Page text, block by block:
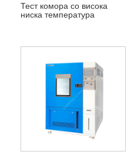
Тест комора со висока
ниска температура